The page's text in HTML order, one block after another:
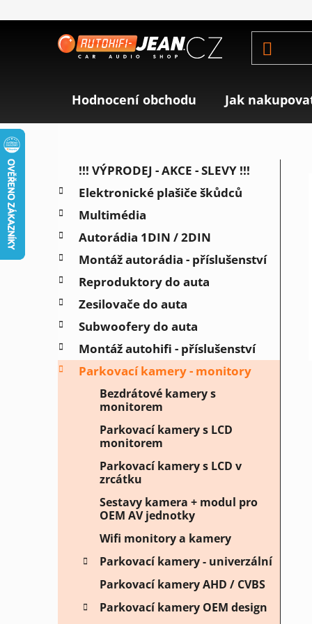
na
Hodnocení obchodu Jak
o
t
r
a
n
n
í
p
a
n
Přeskočit
t
e
g
o
r
i
e
!!! VÝPRODEJ - AKCE - SLEVY !!!
Elektronické plašiče škůdců
Multimédia
Autorádia 1DIN / 2DIN
Montáž autorádia - příslušenství
Reproduktory do auta
Zesilovače do auta
Subwoofery do auta
Montáž autohifi - příslušenství
Parkovací kamery - monitory
Bezdrátové kamery s
monitorem
Parkovací kamery s LCD
monitorem
Parkovací kamery s LCD v
zrcátku
Sestavy kamera + modul pro
OEM AV jednotky
Wifi monitory a kamery
Parkovací kamery - univerzální
Parkovací kamery AHD / CVBS
Parkovací kamery OEM design